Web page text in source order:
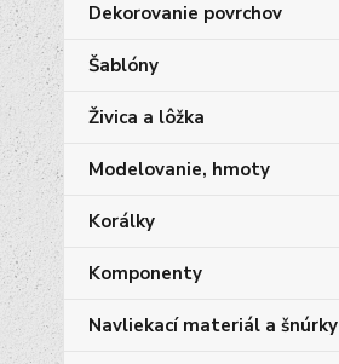
Dekorovanie povrchov
Šablóny
Živica a lôžka
Modelovanie, hmoty
Korálky
Komponenty
Navliekací materiál a šnúrky